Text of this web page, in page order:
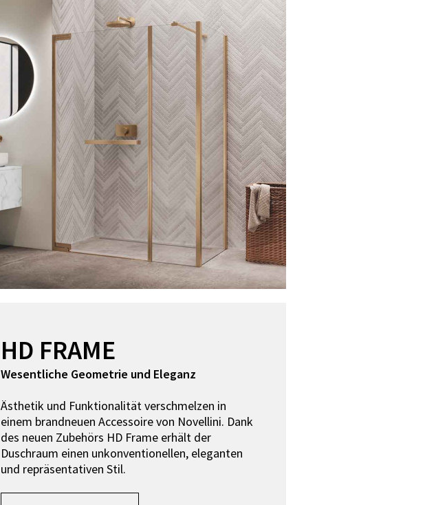
HD FRAME
Wesentliche Geometrie und Eleganz
Ästhetik und Funktionalität verschmelzen in
einem brandneuen Accessoire von Novellini. Dank
des neuen Zubehörs HD Frame erhält der
Duschraum einen unkonventionellen, eleganten
und repräsentativen Stil.